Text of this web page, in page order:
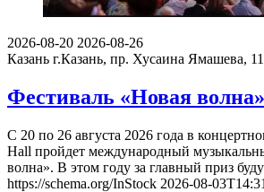
2026-08-20 2026-08-26
Казань г.Казань, пр. Хусаина Ямашева,
Фестиваль «Новая
С 20 по 26 августа 2026 года в
Hall пройдет международный
волна». В этом году за главный приз
https://schema.org/InStock 2026-08-